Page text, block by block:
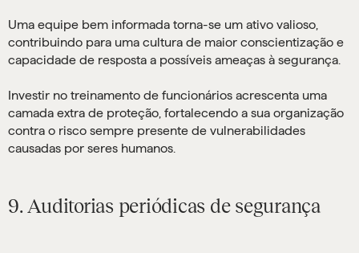
Uma equipe bem informada torna-se um ativo valioso,
contribuindo para uma cultura de maior conscientização e
capacidade de resposta a possíveis ameaças à segurança.
Investir no treinamento de funcionários acrescenta uma
camada extra de proteção, fortalecendo a sua organização
contra o risco sempre presente de vulnerabilidades
causadas por seres humanos.
9. Auditorias periódicas de segurança